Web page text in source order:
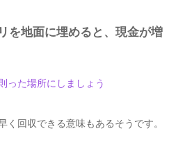
を地面に埋めると、現金が増
った場所にしましょう
く回収できる意味もあるそうです。